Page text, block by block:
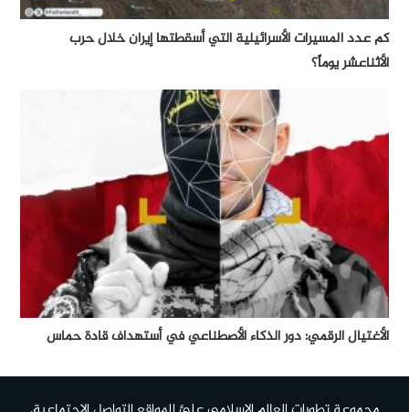
كم عدد المسيرات الأسرائيلية التي أسقطتها إيران خلال حرب
الأثناعشر يوماً؟
الأغتيال الرقمي: دور الذكاء الأصطناعي في أستهداف قادة حماس